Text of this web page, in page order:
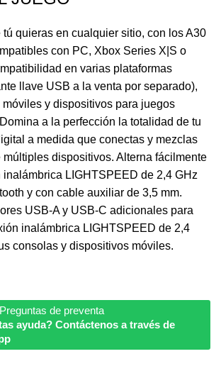
quieras en cualquier sitio, con los A30
con PC, Xbox Series X|S o
en varias plataformas
llave USB a la venta por separado),
y dispositivos para juegos
a la perfección la totalidad de tu
a medida que conectas y mezclas
dispositivos. Alterna fácilmente
LIGHTSPEED de 2,4 GHz
y con cable auxiliar de 3,5 mm.
USB-A y USB-C adicionales para
inalámbrica LIGHTSPEED de 2,4
consolas y dispositivos móviles.
de preventa
ayuda? Contáctenos a través de